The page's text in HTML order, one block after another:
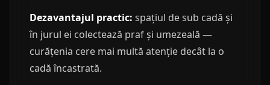
Dezavantajul practic: spațiul de sub cadă și
în jurul ei colectează praf și umezeală —
curățenia cere mai multă atenție decât la o
cadă încastrată.